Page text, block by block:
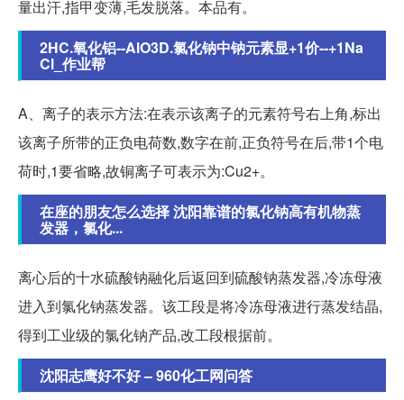
量出汗,指甲变薄,毛发脱落。本品有。
2HC.氧化铝--AlO3D.氯化钠中钠元素显+1价--+1Na
Cl_作业帮
A、离子的表示方法:在表示该离子的元素符号右上角,标出
该离子所带的正负电荷数,数字在前,正负符号在后,带1个电
荷时,1要省略,故铜离子可表示为:Cu2+。
在座的朋友怎么选择 沈阳靠谱的氯化钠高有机物蒸
发器，氯化...
离心后的十水硫酸钠融化后返回到硫酸钠蒸发器,冷冻母液
进入到氯化钠蒸发器。该工段是将冷冻母液进行蒸发结晶,
得到工业级的氯化钠产品,改工段根据前。
沈阳志鹰好不好 – 960化工网问答